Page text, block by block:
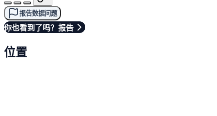
报告数据问题
你也看到了吗？报告
位置